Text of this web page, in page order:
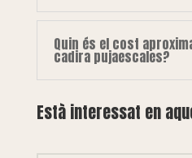
Quin és el cost
cadira pujaescales?
Està interessat en